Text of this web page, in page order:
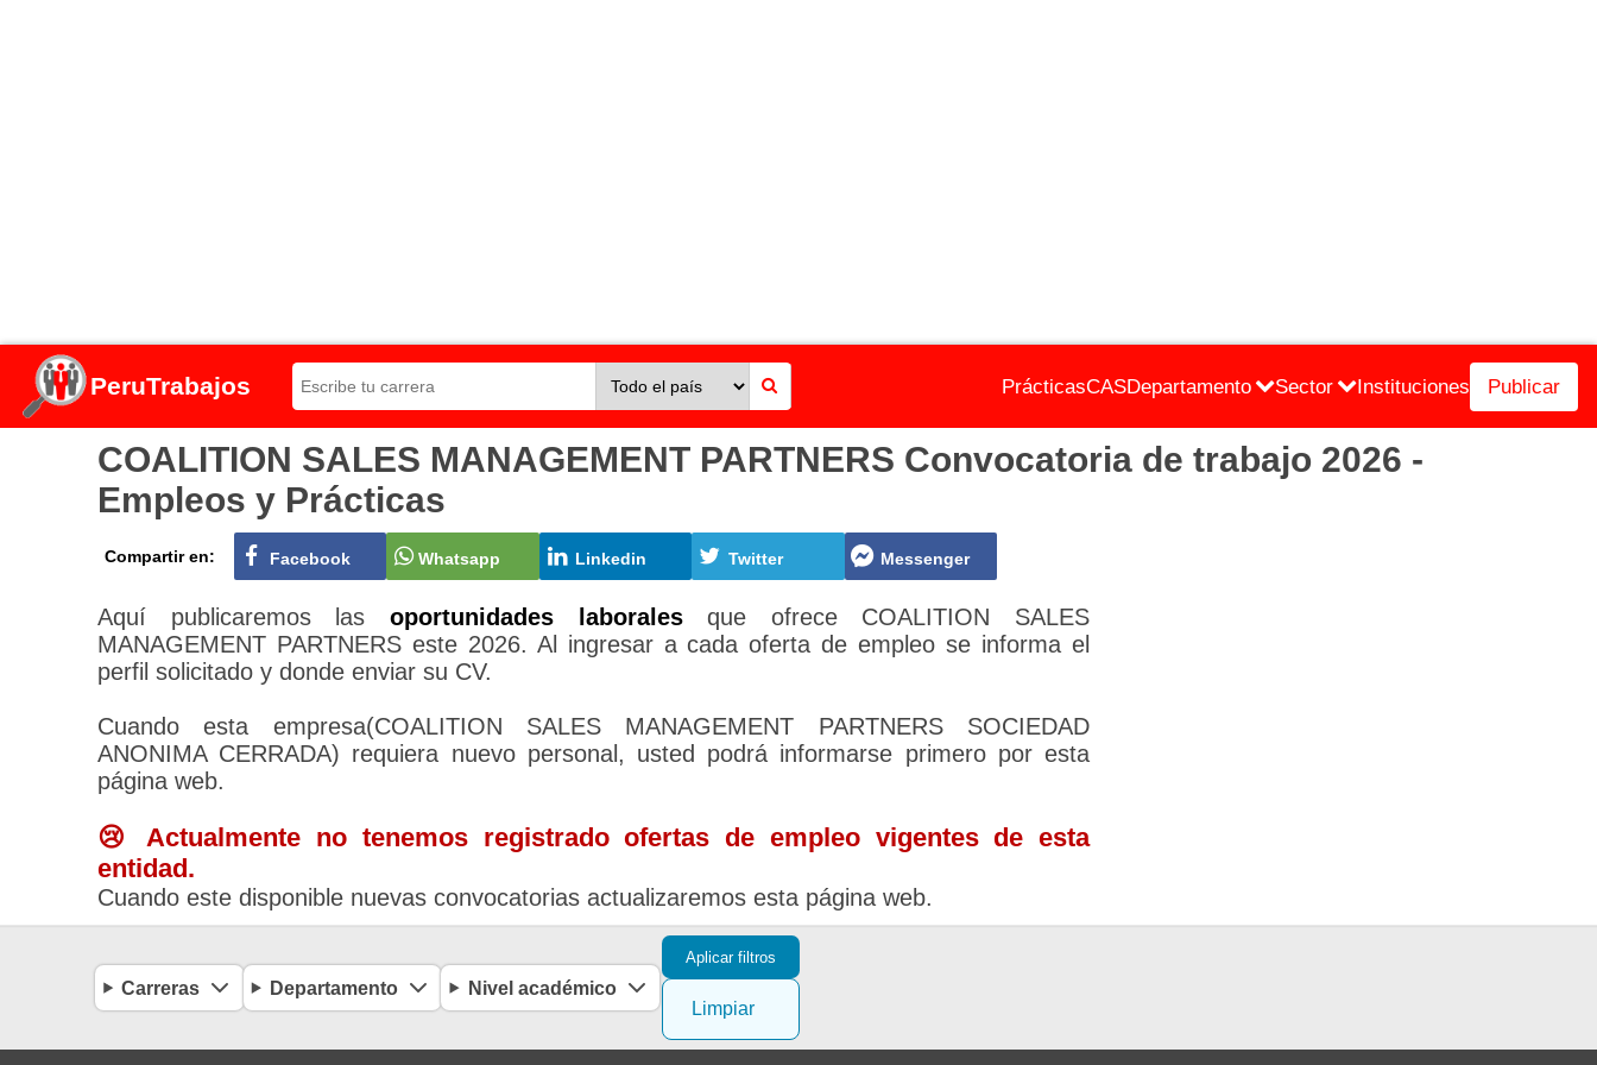
PeruTrabajos PrácticasCASDepartamento Sector Instituciones Publicar
COALITION SALES MANAGEMENT PARTNERS Convocatoria de trabajo 2026 -
Empleos y Prácticas
Compartir en: Facebook Whatsapp Linkedin Twitter Messenger
Aquí publicaremos las oportunidades laboralesque ofrece COALITION SALES
MANAGEMENT PARTNERS este 2026. Al ingresar a cada oferta de empleo se informa el
perfil solicitado y donde enviar su CV.
Cuando esta empresa(COALITION SALES MANAGEMENT PARTNERS SOCIEDAD
ANONIMA CERRADA) requiera nuevo personal, usted podrá informarse primero por esta
página web.
😢 Actualmente no tenemos registrado ofertas de empleo vigentes de esta
entidad.
Cuando este disponible nuevas convocatorias actualizaremos esta página web.
Carreras Departamento Nivel académico
Aplicar filtros
Limpiar